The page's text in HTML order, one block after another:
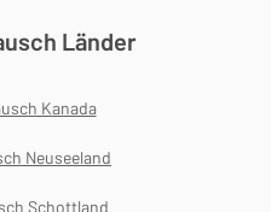
Länder
Kanada
Neuseeland
Schottland